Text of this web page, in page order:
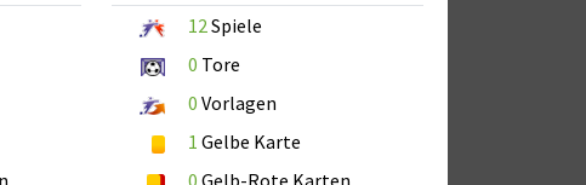
12Spiele
0 Tore
0 Vorlagen
1 Gelbe Karte